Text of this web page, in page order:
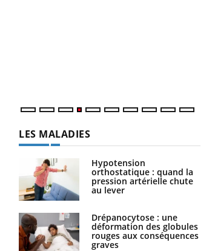
LES MALADIES
Hypotension
orthostatique : quand la
pression artérielle chute
au lever
Drépanocytose : une
déformation des globules
rouges aux conséquences
graves